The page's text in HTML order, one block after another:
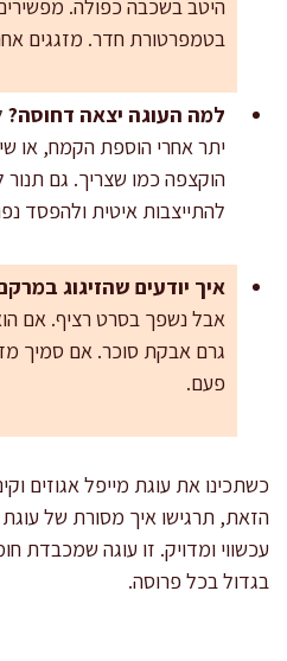
היטב בשכבה כפולה.
בטמפרטורת חדר. מזגגים
למה העוגה יצאה דחוסה?
יתר אחרי הוספת הקמח, או
הוקצפה כמו שצריך. גם
להתייצבות איטית ולהפסד
איך יודעים שהזיגוג
פעם.
כשתכינו את עוגת מייפל אגוזים
הזאת, תרגישו איך מסורת של
עכשווי ומדויק. זו עוגה שמכבדת
בגדול בכל פרוסה.